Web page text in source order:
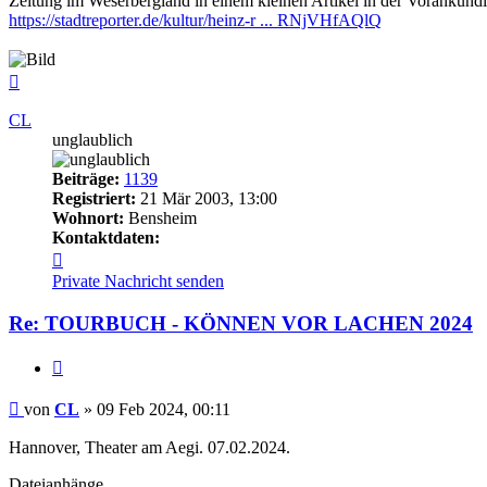
https://stadtreporter.de/kultur/heinz-r ... RNjVHfAQlQ
CL
unglaublich
Beiträge: 1139
Registriert: 21 Mär 2003, 13:00
Wohnort: Bensheim
Kontaktdaten:
von
CL
Private Nachricht senden
Re: TOURBUCH - KÖNNEN VOR LACHEN 2024
Beitrag
von CL » 09 Feb 2024, 00:11
Hannover, Theater am Aegi. 07.02.2024.